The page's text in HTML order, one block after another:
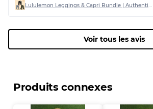
Voir tous les avis
Produits connexes